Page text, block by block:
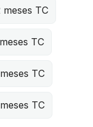
meses TC
TC
TC
TC